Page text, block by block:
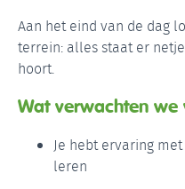
Aan het eind van de dag
terrein: alles staat er
hoort.
Wat verwachten we
Je hebt ervaring
leren